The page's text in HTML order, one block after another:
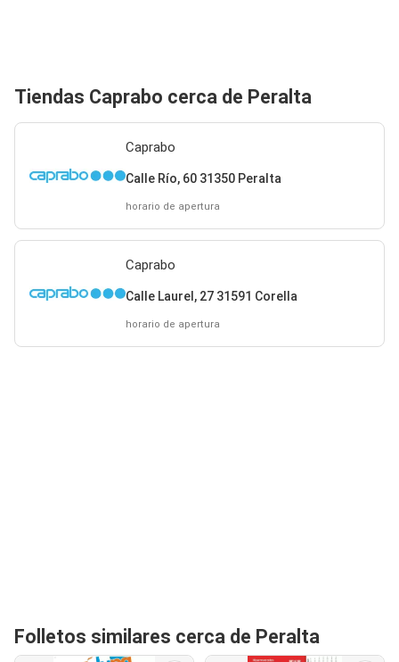
Tiendas Caprabo cerca de Peralta
Caprabo
Calle Río, 60 31350 Peralta
horario de apertura
Caprabo
Calle Laurel, 27 31591 Corella
horario de apertura
Folletos similares cerca de Peralta